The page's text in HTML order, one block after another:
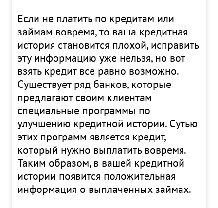
Если не платить по кредитам или
займам вовремя, то ваша кредитная
история становится плохой, исправить
эту информацию уже нельзя, но вот
взять кредит все равно возможно.
Существует ряд банков, которые
предлагают своим клиентам
специальные программы по
улучшению кредитной истории. Сутью
этих программ является кредит,
который нужно выплатить вовремя.
Таким образом, в вашей кредитной
истории появится положительная
информация о выплаченных займах.